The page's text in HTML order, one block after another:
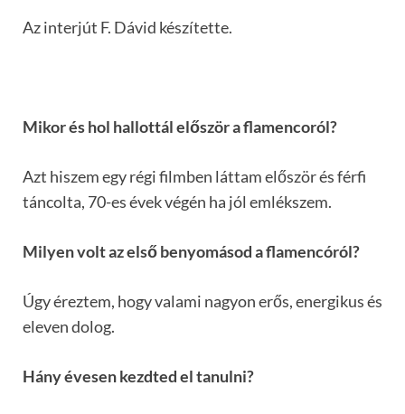
Az interjút F. Dávid készítette.
Mikor és hol hallottál először a flamencoról?
Azt hiszem egy régi filmben láttam először és férfi
táncolta, 70-es évek végén ha jól emlékszem.
Milyen volt az első benyomásod a flamencóról?
Úgy éreztem, hogy valami nagyon erős, energikus és
eleven dolog.
Hány évesen kezdted el tanulni?